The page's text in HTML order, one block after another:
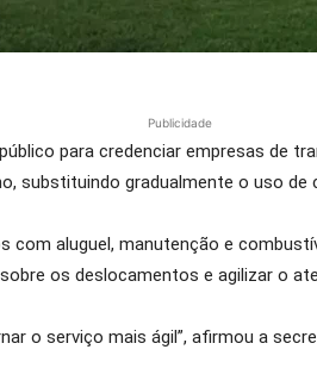
Publicidade
para credenciar empresas de
substituindo gradualmente o uso
aluguel, manutenção e
os deslocamentos e agilizar o
o serviço mais ágil”, afirmou a